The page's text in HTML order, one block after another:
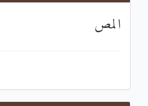
المص